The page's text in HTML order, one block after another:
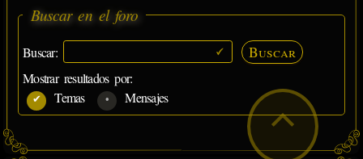
Buscar en el foro
Buscar: Buscar
Mostrar resultados por:
Temas
Mensajes